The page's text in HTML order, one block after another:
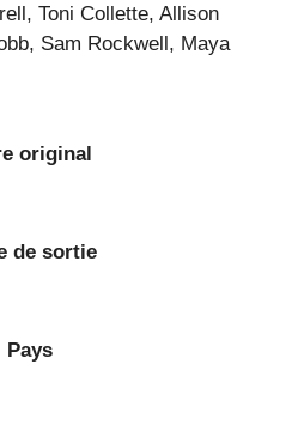
Toni Collette, Allison
Sam Rockwell, Maya
original
de sortie
Pays